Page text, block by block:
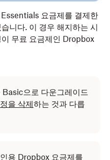
요금제를 결제한
니다. 이 경우 해지하는 시
무료 요금제인 Dropbox
으로 다운그레이드
을 삭제하는 것과 다릅
용 Dropbox 요금제를